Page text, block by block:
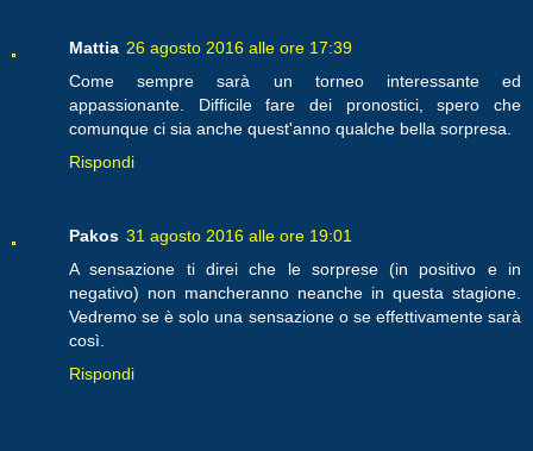
Mattia 26 agosto 2016 alle ore 17:39
Come sempre sarà un torneo interessante ed
appassionante. Difficile fare dei pronostici, spero che
comunque ci sia anche quest'anno qualche bella sorpresa.
Rispondi
Pakos 31 agosto 2016 alle ore 19:01
A sensazione ti direi che le sorprese (in positivo e in
negativo) non mancheranno neanche in questa stagione.
Vedremo se è solo una sensazione o se effettivamente sarà
così.
Rispondi